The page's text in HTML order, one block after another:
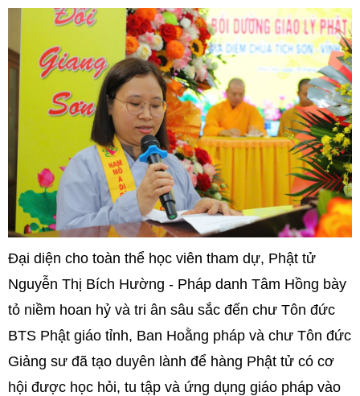
Đại diện cho toàn thể học viên tham dự, Phật tử
Nguyễn Thị Bích Hường - Pháp danh Tâm Hồng bày
tỏ niềm hoan hỷ và tri ân sâu sắc đến chư Tôn đức
BTS Phật giáo tỉnh, Ban Hoằng pháp và chư Tôn đức
Giảng sư đã tạo duyên lành để hàng Phật tử có cơ
hội được học hỏi, tu tập và ứng dụng giáo pháp vào